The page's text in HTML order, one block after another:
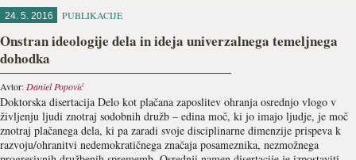
24. 5. 2016 PUBLIKACIJE
Onstran ideologije dela in ideja univerzalnega temeljnega
dohodka
Avtor: Daniel Popović
Doktorska disertacija Delo kot plačana zaposlitev ohranja osrednjo vlogo v
življenju ljudi znotraj sodobnih družb – edina moč, ki jo imajo ljudje, je moč
znotraj plačanega dela, ki pa zaradi svoje disciplinarne dimenzije prispeva k
razvoju/ohranitvi nedemokratičnega značaja posameznika, nezmožnega